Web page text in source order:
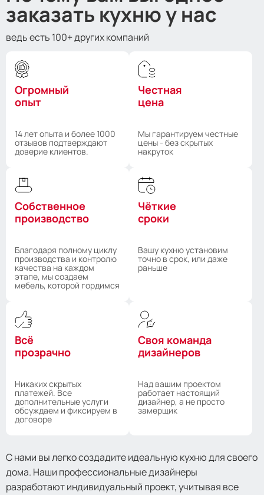
заказать кухню у нас
ведь есть 100+ других компаний
Огромный
опыт
14 лет опыта и более 1000
отзывов подтверждают
доверие клиентов.
Честная
цена
Мы гарантируем честные
цены - без скрытых
накруток
Собственное
производство
Благодаря полному циклу
производства и контролю
качества на каждом
этапе, мы создаем
мебель, которой гордимся
Чёткие
сроки
Вашу кухню установим
точно в срок, или даже
раньше
Всё
прозрачно
Никаких скрытых
платежей. Все
дополнительные услуги
обсуждаем и фиксируем в
договоре
Своя команда
дизайнеров
Над вашим проектом
работает настоящий
дизайнер, а не просто
замерщик
С нами вы легко создадите идеальную кухню для своего
дома. Наши профессиональные дизайнеры
разработают индивидуальный проект, учитывая все